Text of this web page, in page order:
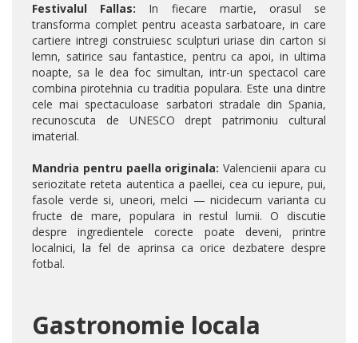
Festivalul Fallas: In fiecare martie, orasul se
transforma complet pentru aceasta sarbatoare, in care
cartiere intregi construiesc sculpturi uriase din carton si
lemn, satirice sau fantastice, pentru ca apoi, in ultima
noapte, sa le dea foc simultan, intr-un spectacol care
combina pirotehnia cu traditia populara. Este una dintre
cele mai spectaculoase sarbatori stradale din Spania,
recunoscuta de UNESCO drept patrimoniu cultural
imaterial.
Mandria pentru paella originala: Valencienii apara cu
seriozitate reteta autentica a paellei, cea cu iepure, pui,
fasole verde si, uneori, melci — nicidecum varianta cu
fructe de mare, populara in restul lumii. O discutie
despre ingredientele corecte poate deveni, printre
localnici, la fel de aprinsa ca orice dezbatere despre
fotbal.
Gastronomie locala